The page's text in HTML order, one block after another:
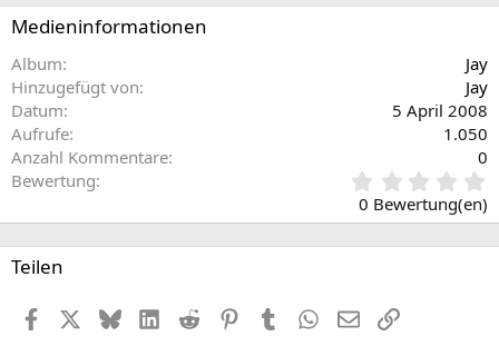
Medieninformationen
Album
Jay
Hinzugefügt von
Jay
Datum
5 April 2008
Aufrufe
1.050
Anzahl Kommentare
0
Bewertung
0
0
0 Bewertung(en)
Teilen
FacebookX (Twitter)
BlueskyLinkedInReddit PinterestTumblr WhatsApp
E-MailLink